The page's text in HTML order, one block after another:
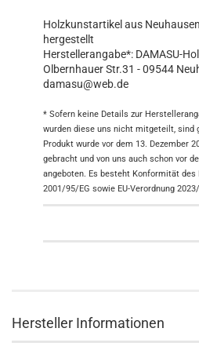
Holzkunstartikel aus
hergestellt
Herstellerangabe*: DAMASU-
Olbernhauer Str.31 - 09544
damasu@web.de
* Sofern keine Details zur
wurden diese uns nicht mitgeteilt, sind
Produkt wurde vor dem 13. Dezember
gebracht und von uns auch schon vor
angeboten. Es besteht Konformität
2001/95/EG sowie EU-Verordnung
Hersteller Informationen